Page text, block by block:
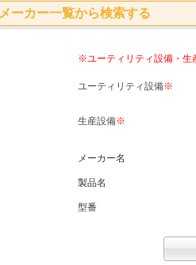
メーカー一覧から検索する
※ユーティリティ設備・生
ユーティリティ設備※
生産設備※
メーカー名
製品名
型番